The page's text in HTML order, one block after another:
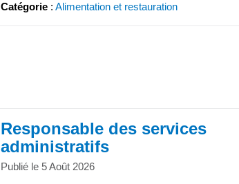
Catégorie : Alimentation et restauration
Responsable des services
administratifs
Publié le 5 Août 2026